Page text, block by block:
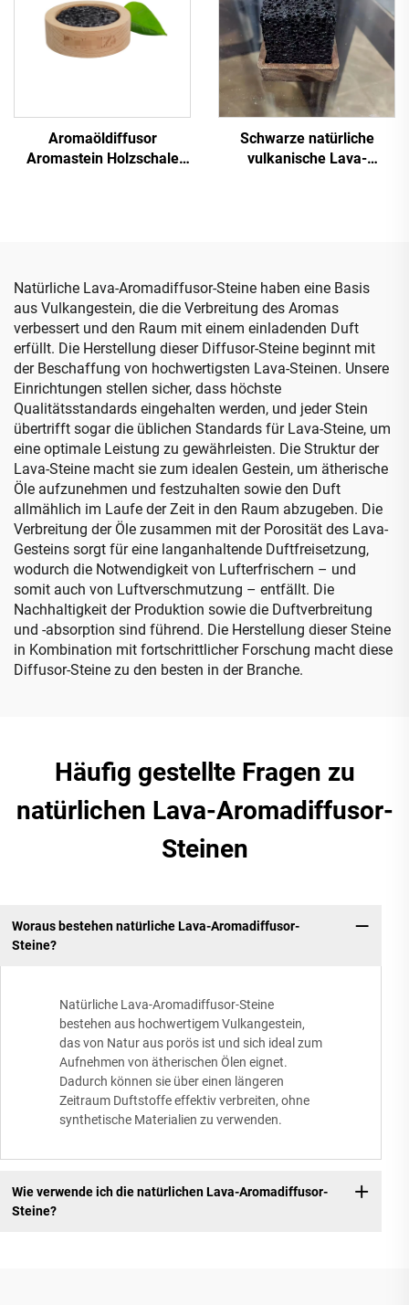
Aromaöldiffusor
Aromastein Holzschale
Schwarze natürliche
vulkanische Lava-
Natürliche Lava-Aromadiffusor-Steine haben eine Basis
aus Vulkangestein, die die Verbreitung des Aromas
verbessert und den Raum mit einem einladenden Duft
erfüllt. Die Herstellung dieser Diffusor-Steine beginnt mit
der Beschaffung von hochwertigsten Lava-Steinen. Unsere
Einrichtungen stellen sicher, dass höchste
Qualitätsstandards eingehalten werden, und jeder Stein
übertrifft sogar die üblichen Standards für Lava-Steine, um
eine optimale Leistung zu gewährleisten. Die Struktur der
Lava-Steine macht sie zum idealen Gestein, um ätherische
Öle aufzunehmen und festzuhalten sowie den Duft
allmählich im Laufe der Zeit in den Raum abzugeben. Die
Verbreitung der Öle zusammen mit der Porosität des Lava-
Gesteins sorgt für eine langanhaltende Duftfreisetzung,
wodurch die Notwendigkeit von Lufterfrischern – und
somit auch von Luftverschmutzung – entfällt. Die
Nachhaltigkeit der Produktion sowie die Duftverbreitung
und -absorption sind führend. Die Herstellung dieser Steine
in Kombination mit fortschrittlicher Forschung macht diese
Diffusor-Steine zu den besten in der Branche.
Häufig gestellte Fragen zu
natürlichen Lava-Aromadiffusor-
Steinen
Woraus bestehen natürliche Lava-Aromadiffusor-
Steine?
Natürliche Lava-Aromadiffusor-Steine
bestehen aus hochwertigem Vulkangestein,
das von Natur aus porös ist und sich ideal zum
Aufnehmen von ätherischen Ölen eignet.
Dadurch können sie über einen längeren
Zeitraum Duftstoffe effektiv verbreiten, ohne
synthetische Materialien zu verwenden.
Wie verwende ich die natürlichen Lava-Aromadiffusor-
Steine?